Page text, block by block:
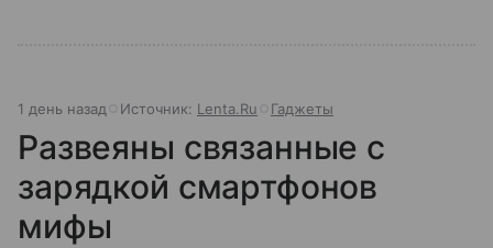
1 день назад Источник: Lenta.Ru Гаджеты
Развеяны связанные с
зарядкой смартфонов
мифы